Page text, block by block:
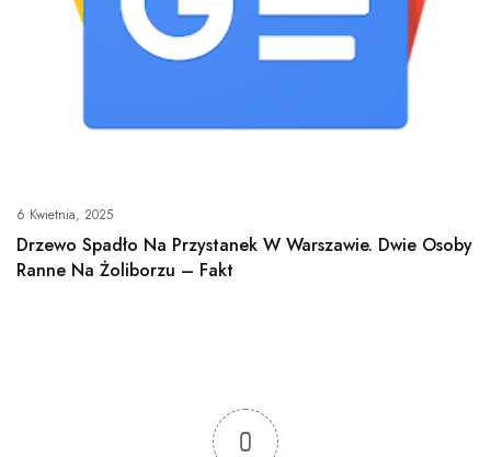
6 Kwietnia, 2025
Drzewo Spadło Na Przystanek W Warszawie. Dwie Osoby
Ranne Na Żoliborzu – Fakt
0